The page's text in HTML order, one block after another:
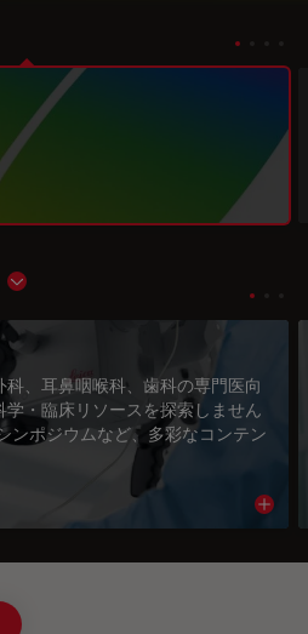
Show subnavigation
、耳鼻咽喉科、歯科の専門医向
・臨床リソースを探索しません
ンポジウムなど、多彩なコンテン